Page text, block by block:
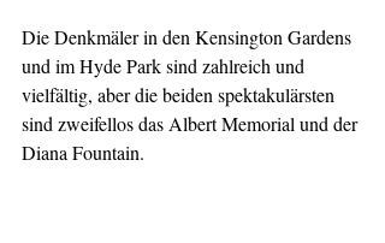
Die Denkmäler in den Kensington Gardens
und im Hyde Park sind zahlreich und
vielfältig, aber die beiden spektakulärsten
sind zweifellos das Albert Memorial und der
Diana Fountain.